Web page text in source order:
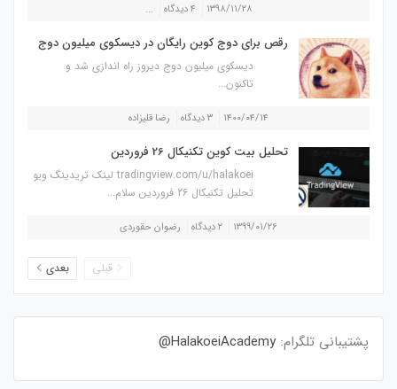
۱۳۹۸/۱۱/۲۸ ۴ دیدگاه ...
رقص برای دوج کوین رایگان در دیسکوی میلیون دوج
دیسکوی میلیون دوج دیروز راه اندازی شد و
تاکنون...
۱۴۰۰/۰۴/۱۴ ۳ دیدگاه رضا قلیزاده
تحلیل بیت کوین تکنیکال 26 فروردین
tradingview.com/u/halakoei لینک تریدینگ ویو
تحلیل تکنیکال 26 فروردین سلام...
۱۳۹۹/۰۱/۲۶ ۲ دیدگاه رضوان حقوردی
قبلی بعدی
پشتیبانی تلگرام: HalakoeiAcademy@